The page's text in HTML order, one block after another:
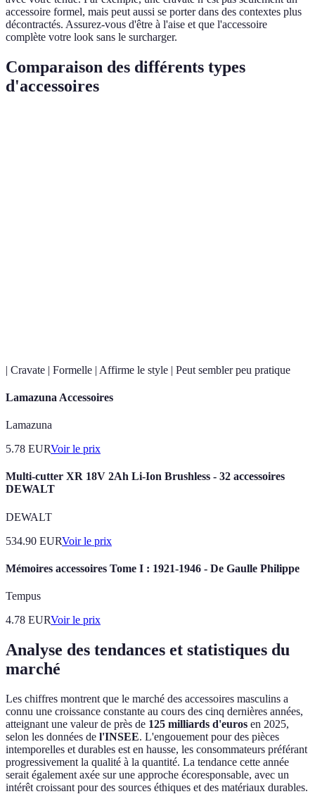
accessoire formel, mais peut aussi se porter dans des contextes plus
décontractés. Assurez-vous d'être à l'aise et que l'accessoire
complète votre look sans le surcharger.
Comparaison des différents types
d'accessoires
| Cravate | Formelle | Affirme le style | Peut sembler peu pratique
Lamazuna Accessoires
Lamazuna
5.78 EURVoir le prix
Multi-cutter XR 18V 2Ah Li-Ion Brushless - 32 accessoires
DEWALT
DEWALT
534.90 EURVoir le prix
Mémoires accessoires Tome I : 1921-1946 - De Gaulle Philippe
Tempus
4.78 EURVoir le prix
Analyse des tendances et statistiques du
marché
Les chiffres montrent que le marché des accessoires masculins a
connu une croissance constante au cours des cinq dernières années,
atteignant une valeur de près de 125 milliards d'euros en 2025,
selon les données de l'INSEE. L'engouement pour des pièces
intemporelles et durables est en hausse, les consommateurs préférant
progressivement la qualité à la quantité. La tendance cette année
serait également axée sur une approche écoresponsable, avec un
intérêt croissant pour des sources éthiques et des matériaux durables.